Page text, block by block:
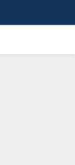
dev su